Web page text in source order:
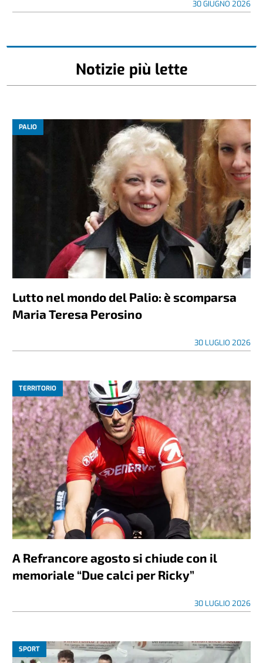
30 GIUGNO 2026
Notizie più lette
PALIO
Lutto nel mondo del Palio: è scomparsa
Maria Teresa Perosino
30 LUGLIO 2026
TERRITORIO
A Refrancore agosto si chiude con il
memoriale “Due calci per Ricky”
30 LUGLIO 2026
SPORT